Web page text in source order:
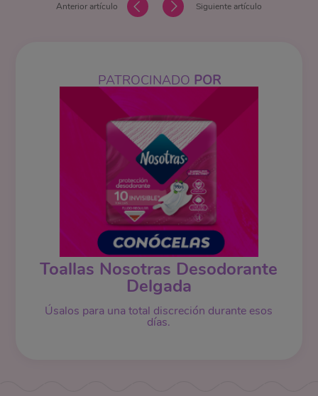
Anterior artículo Siguiente artículo
PATROCINADO POR
Toallas Nosotras Desodorante
Delgada
Úsalos para una total discreción durante esos
días.